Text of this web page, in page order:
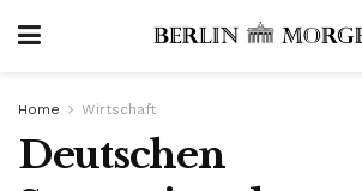
Home Wirtschaft
Deutschen